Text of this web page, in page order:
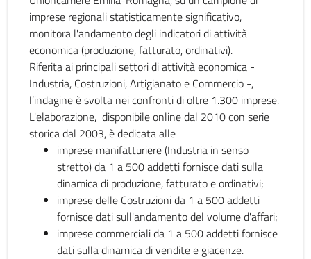
imprese regionali statisticamente significativo,
monitora l'andamento degli indicatori di attività
economica (produzione, fatturato, ordinativi).
Riferita ai principali settori di attività economica -
Industria, Costruzioni, Artigianato e Commercio -,
l’indagine è svolta nei confronti di oltre 1.300 imprese.
L'elaborazione, disponibile online dal 2010 con serie
storica dal 2003, è dedicata alle
imprese manifatturiere (Industria in senso
stretto) da 1 a 500 addetti fornisce dati sulla
dinamica di produzione, fatturato e ordinativi;
imprese delle Costruzioni da 1 a 500 addetti
fornisce dati sull'andamento del volume d'affari;
imprese commerciali da 1 a 500 addetti fornisce
dati sulla dinamica di vendite e giacenze.